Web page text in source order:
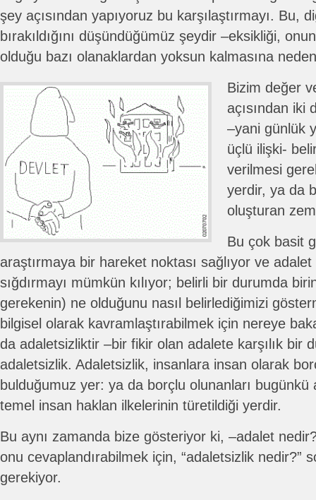
şey açısından yapıyoruz bu karşılaştırmayı. Bu,
bırakıldığını düşündüğümüz şeydir –eksikliği,
olduğu bazı olanaklardan yoksun kalmasına
Bizim değer
açısından iki
–yani günlük
üçlü ilişki-
verilmesi
yerdir, ya da
oluşturan
Bu çok basit
araştırmaya bir hareket noktası sağlıyor ve
sığdırmayı mümkün kılıyor; belirli bir durumda
gerekenin) ne olduğunu nasıl belirlediğimizi
bilgisel olarak kavramlaştırabilmek için nereye
da adaletsizliktir –bir fikir olan adalete karşılık bir
adaletsizlik. Adaletsizlik, insanlara insan olarak
bulduğumuz yer: ya da borçlu olunanları bugünkü
temel insan haklan ilkelerinin türetildiği yerdir.
Bu aynı zamanda bize gösteriyor ki, –adalet
onu cevaplandırabilmek için, “adaletsizlik nedir?”
gerekiyor.